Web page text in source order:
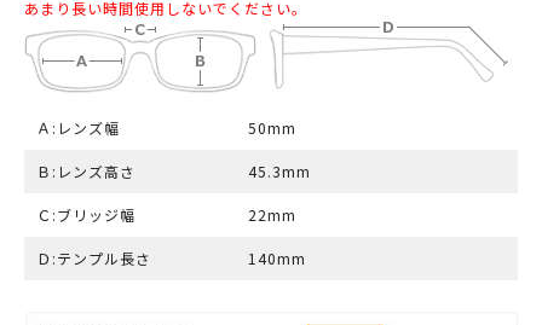
あまり長い時間使用しないでください。
Ａ:レンズ幅 50mm
Ｂ:レンズ高さ 45.3mm
Ｃ:ブリッジ幅 22mm
Ｄ:テンプル長さ 140mm